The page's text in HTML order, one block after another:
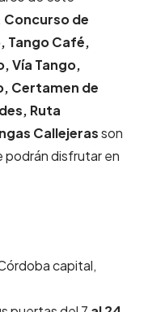
Concurso de
Tango Café,
Vía Tango,
Certamen de
Ruta
Callejerasson
podrán disfrutar en
capital,